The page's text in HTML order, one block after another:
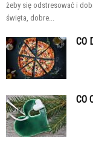
żeby się odstresować i
święta, dobre...
CO
CO